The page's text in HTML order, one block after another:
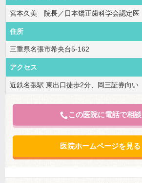
宮本久美 院長／日本矯正歯科学会認定医
住所
三重県名張市希央台5-162
アクセス
近鉄名張駅 東出口徒歩2分、岡三証券向い
この医院に電話で相談
医院ホームページを見る